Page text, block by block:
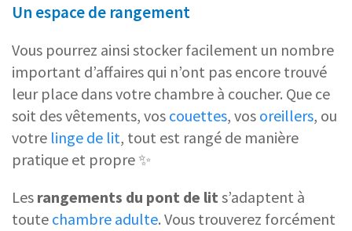
Un espace de rangement
Vous pourrez ainsi stocker facilement un nombre
important d’affaires qui n’ont pas encore trouvé
leur place dans votre chambre à coucher. Que ce
soit des vêtements, vos couettes, vos oreillers, ou
votre linge de lit, tout est rangé de manière
pratique et propre ✨
Les rangements du pont de lit s’adaptent à
toute chambre adulte. Vous trouverez forcément